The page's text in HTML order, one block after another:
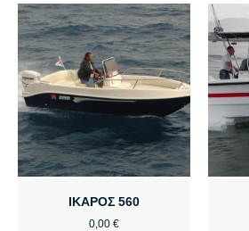
ΙΚΑΡΟΣ 560
0,00 €